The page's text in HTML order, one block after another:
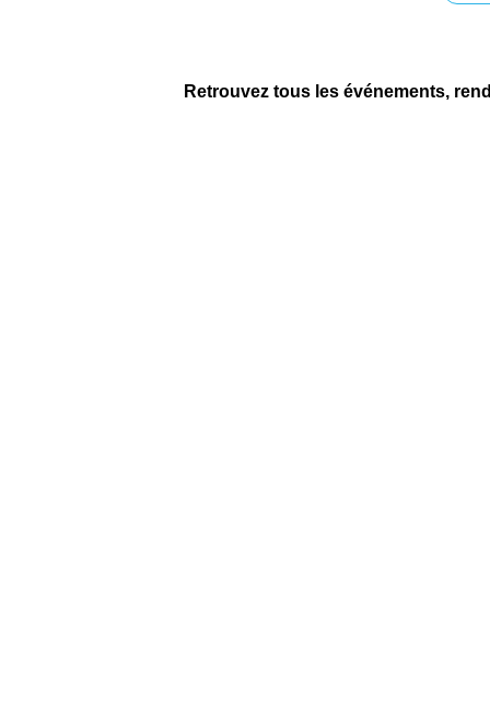
Retrouvez tous les événements,